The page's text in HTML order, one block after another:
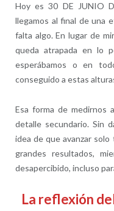
Hoy es 30 DE JUNIO
llegamos al final de una
falta algo. En lugar de
queda atrapada en lo
esperábamos o en
conseguido a estas
Esa forma de medirnos
detalle secundario. Sin
idea de que avanzar
grandes resultados,
desapercibido, incluso
La reflexión